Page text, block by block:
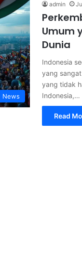
News
admin
Umum
Dunia
Indonesia
yang
yang tidak
Indonesia,…
Read